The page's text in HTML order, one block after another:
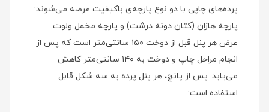
پرده‌های چاپی با دو نوع پارچه‌ی باکیفیت عرضه می‌شوند:
پارچه هازان (کتان دونه درشت) و پارچه مخمل ولوت.
عرض هر پنل قبل از دوخت ۱۵۰ سانتی‌متر است که پس از
انجام مراحل چاپ و دوخت به ۱۴۰ سانتی‌متر کاهش
می‌یابد. پس از پانچ، هر پنل پرده به سه شکل قابل
استفاده است: